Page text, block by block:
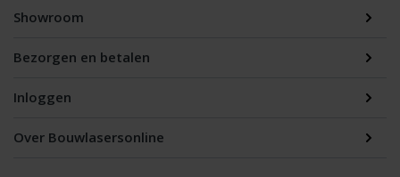
Showroom
Bezorgen en betalen
Inloggen
Over Bouwlasersonline